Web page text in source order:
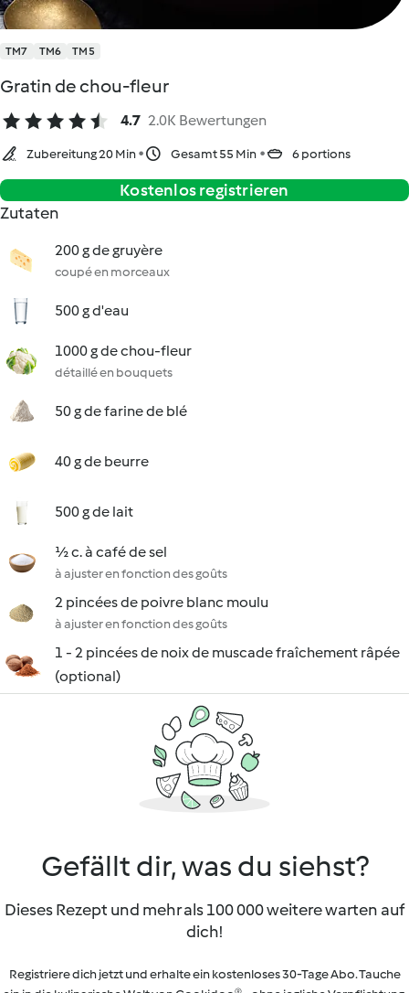
TM7 TM6 TM5
Gratin de chou-fleur
4.7 2.0K Bewertungen
Zubereitung 20 Min Gesamt 55 Min 6 portions
Kostenlos registrieren
Zutaten
200 g de gruyère
coupé en morceaux
500 g d'eau
1000 g de chou-fleur
détaillé en bouquets
50 g de farine de blé
40 g de beurre
500 g de lait
½ c. à café de sel
à ajuster en fonction des goûts
2 pincées de poivre blanc moulu
à ajuster en fonction des goûts
1 - 2 pincées de noix de muscade fraîchement râpée
(optional)
Gefällt dir, was du siehst?
Dieses Rezept und mehr als 100 000 weitere warten auf
dich!
Registriere dich jetzt und erhalte ein kostenloses 30-Tage Abo. Tauche